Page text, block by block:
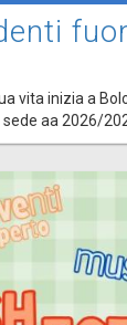
vita inizia a
aa 2026/